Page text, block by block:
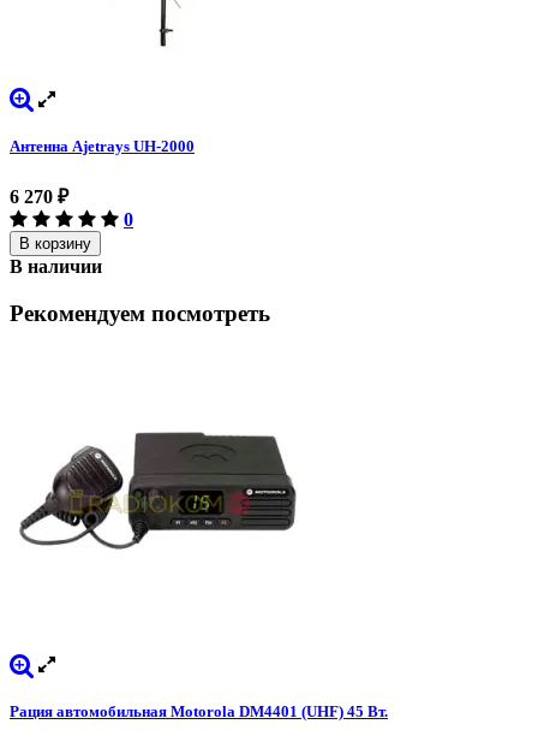
Антенна Ajetrays UH-2000
6 270 ₽
0
В корзину
В наличии
Рекомендуем посмотреть
Рация автомобильная Motorola DM4401 (UHF) 45 Вт.